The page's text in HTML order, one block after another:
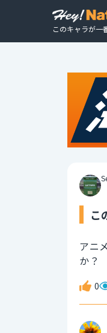
このキャラが一
こ
アニ
か？
0